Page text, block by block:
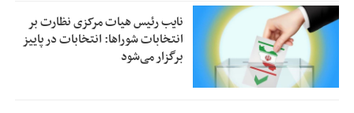
نایب رئیس هیات مرکزی نظارت بر
انتخابات شوراها: انتخابات در پاییز
برگزار می‌شود